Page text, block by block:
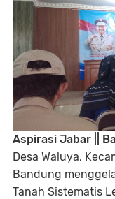
Aspirasi Jabar ||
Desa Waluya,
Bandung
Tanah Sistematis